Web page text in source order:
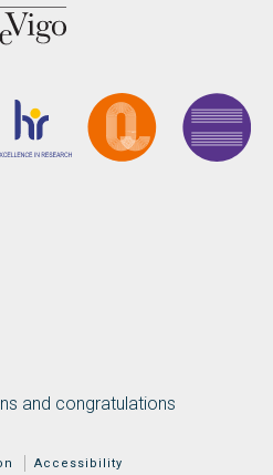
and congratulations
Accessibility